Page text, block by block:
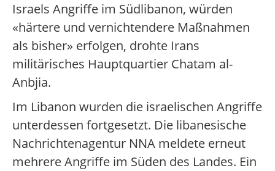
Israels Angriffe im Südlibanon, würden
«härtere und vernichtendere Maßnahmen
als bisher» erfolgen, drohte Irans
militärisches Hauptquartier Chatam al-
Anbjia.
Im Libanon wurden die israelischen Angriffe
unterdessen fortgesetzt. Die libanesische
Nachrichtenagentur NNA meldete erneut
mehrere Angriffe im Süden des Landes. Ein